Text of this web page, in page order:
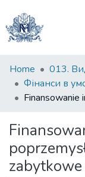
Communities
&
Collections
Statistics
Home 013.
zabytkowe